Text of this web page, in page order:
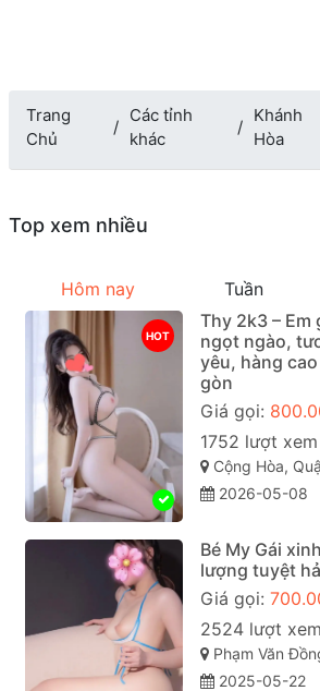
Trang
Chủ
Các tỉnh
khác
Khánh
Hòa
Top xem nhiều
Hôm nay Tuần
HOT
Thy 2k3 – Em
ngọt ngào,
yêu, hàng
gòn
Giá gọi:
1752 lượt xem
Cộng Hòa, Quận Tân
2026-05-08
Bé My Gái
lượng tuyệt
Giá gọi:
2524 lượt xem
Phạm Văn Đồng, Vỹ
2025-05-22